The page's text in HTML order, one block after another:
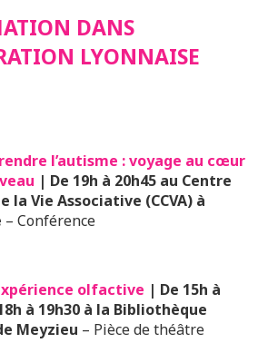
DANS
LYONNAISE
l’autisme : voyage au cœur
| De 19h à 20h45 au Centre
la Vie Associative (CCVA) à
– Conférence
olfactive | De 15h à
à 19h30 à la Bibliothèque
Meyzieu – Pièce de théâtre